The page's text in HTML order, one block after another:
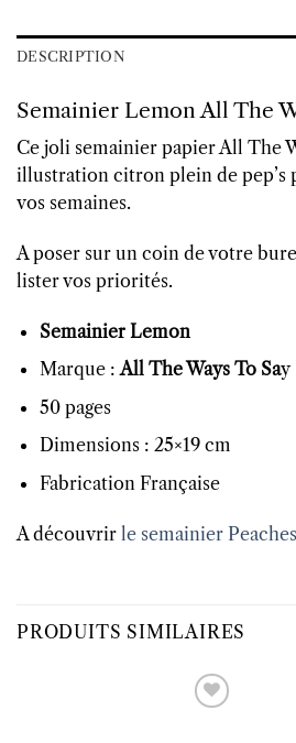
DESCRIPTION
Semainier Lemon All The
Ce joli semainier papier All The
illustration citron plein de pep’s
vos semaines.
A poser sur un coin de votre
lister vos priorités.
Semainier Lemon
Marque :All The Ways To Say
50 pages
Dimensions : 25×19 cm
Fabrication Française
A découvrir le semainier
PRODUITS SIMILAIRES